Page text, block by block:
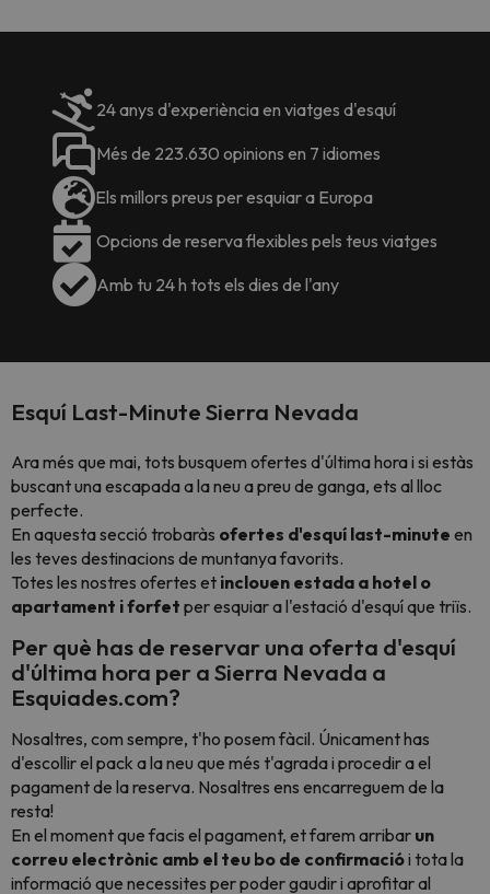
24 anys d'experiència en viatges d'esquí
Més de 223.630 opinions en 7 idiomes
Els millors preus per esquiar a Europa
Opcions de reserva flexibles pels teus viatges
Amb tu 24 h tots els dies de l'any
Esquí Last-Minute Sierra Nevada
Ara més que mai, tots busquem ofertes d'última hora i si estàs
buscant una escapada a la neu a preu de ganga, ets al lloc
perfecte.
En aquesta secció trobaràs ofertes d'esquí last-minute en
les teves destinacions de muntanya favorits.
Totes les nostres ofertes et inclouen estada a hotel o
apartament i forfet per esquiar a l'estació d'esquí que triïs.
Per què has de reservar una oferta d'esquí
d'última hora per a Sierra Nevada a
Esquiades.com?
Nosaltres, com sempre, t'ho posem fàcil. Únicament has
d'escollir el pack a la neu que més t'agrada i procedir a el
pagament de la reserva. Nosaltres ens encarreguem de la
resta!
En el moment que facis el pagament, et farem arribar un
correu electrònic amb el teu bo de confirmaciói tota la
informació que necessites per poder gaudir i aprofitar al